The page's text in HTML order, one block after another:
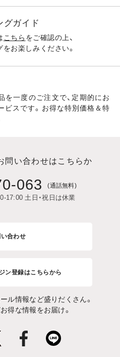
グガイド
こちら をご確認の上、
お楽しみください。
を一度のご注文で、定期的にお
ビスです。お得な特別価格＆特
問い合わせはこちらか
063 (通話無料)
17:00 土日・祝日は休業
合わせ
ン登録はこちらから
ル情報など盛りだくさん。
得な情報をお届け。